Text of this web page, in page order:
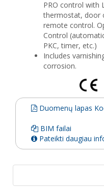
PRO control with
thermostat, door
remote control.
Control
PKC, timer, etc.)
Includes
corrosion.
Duomenų lapas
BIM failai
Pateikti daugiau